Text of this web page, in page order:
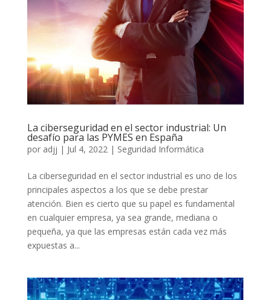
La ciberseguridad en el sector industrial: Un
desafío para las PYMES en España
por adjj | Jul 4, 2022 | Seguridad Informática
La ciberseguridad en el sector industrial es uno de los
principales aspectos a los que se debe prestar
atención. Bien es cierto que su papel es fundamental
en cualquier empresa, ya sea grande, mediana o
pequeña, ya que las empresas están cada vez más
expuestas a...